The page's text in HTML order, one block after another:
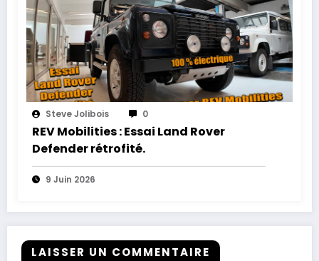
Steve Jolibois 0
REV Mobilities : Essai Land Rover
Defender rétrofité.
9 Juin 2026
LAISSER UN COMMENTAIRE